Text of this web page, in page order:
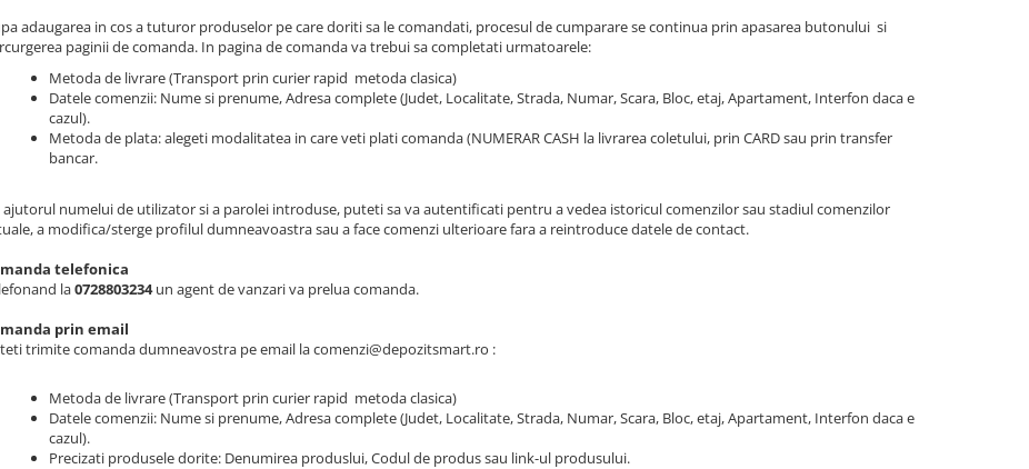
adaugarea in cos a tuturor produselor pe care doriti sa le comandati, procesul de cumparare se continua prin apasarea butonului si
paginii de comanda. In pagina de comanda va trebui sa completati urmatoarele:
Metoda de livrare (Transport prin curier rapid metoda clasica)
Datele comenzii: Nume si prenume, Adresa complete (Judet, Localitate, Strada, Numar, Scara, Bloc, etaj, Apartament, Interfon daca e
cazul).
Metoda de plata: alegeti modalitatea in care veti plati comanda (NUMERAR CASH la livrarea coletului, prin CARD sau prin transfer
bancar.
ajutorul numelui de utilizator si a parolei introduse, puteti sa va autentificati pentru a vedea istoricul comenzilor sau stadiul comenzilor
a modifica/sterge profilul dumneavoastra sau a face comenzi ulterioare fara a reintroduce datele de contact.
telefonica
la0728803234un agent de vanzari va prelua comanda.
prin email
trimite comanda dumneavostra pe email la comenzi@depozitsmart.ro :
Metoda de livrare (Transport prin curier rapid metoda clasica)
Datele comenzii: Nume si prenume, Adresa complete (Judet, Localitate, Strada, Numar, Scara, Bloc, etaj, Apartament, Interfon daca e
cazul).
Precizati produsele dorite: Denumirea produslui, Codul de produs sau link-ul produsului.